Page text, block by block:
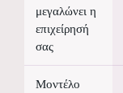
μεγαλώνει η
επιχείρησή
σας
Μοντέλο